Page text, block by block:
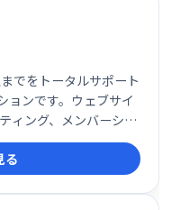
でをトータルサポート
ョンです。ウェブサイ
ィング、メンバーシッ
理、業務自動化など、
雑な作業を効率化
集客や売上向上でお悩
ご検討ください。
る